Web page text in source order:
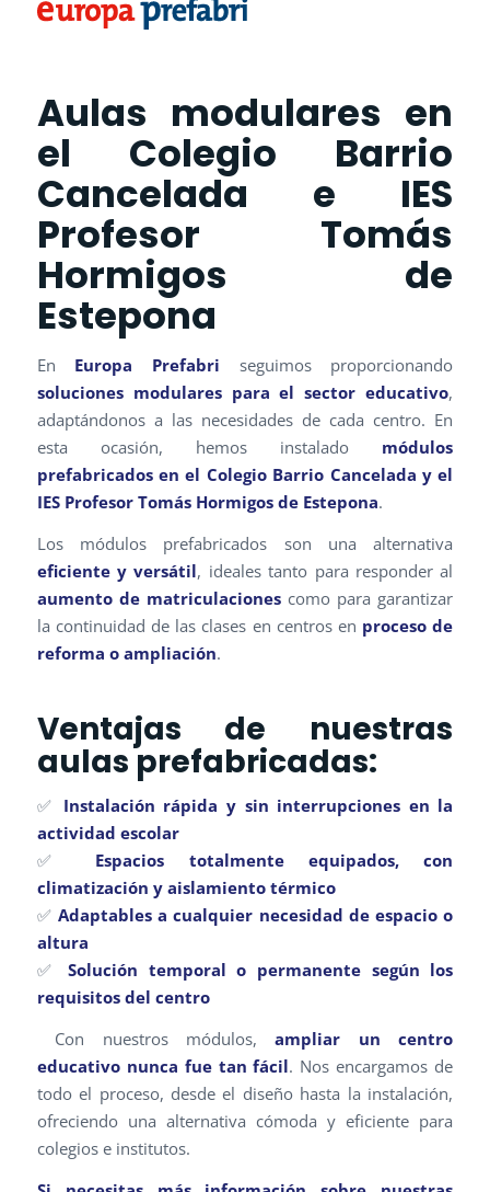
Aulas modulares en
el Colegio Barrio
Cancelada e IES
Profesor Tomás
Hormigos de
Estepona
En Europa Prefabri seguimos proporcionando
soluciones modulares para el sector educativo,
adaptándonos a las necesidades de cada centro. En
esta ocasión, hemos instalado módulos
prefabricados en el Colegio Barrio Cancelada y el
IES Profesor Tomás Hormigos de Estepona.
Los módulos prefabricados son una alternativa
eficiente y versátil, ideales tanto para responder al
aumento de matriculacionescomo para garantizar
la continuidad de las clases en centros en proceso de
reforma o ampliación.
Ventajas de nuestras
aulas prefabricadas:
✅ Instalación rápida y sin interrupciones en la
actividad escolar
✅ Espacios totalmente equipados, con
climatización y aislamiento térmico
✅Adaptables a cualquier necesidad de espacio o
altura
✅ Solución temporal o permanente según los
requisitos del centro
️ Con nuestros módulos,ampliar un centro
educativo nunca fue tan fácil. Nos encargamos de
todo el proceso, desde el diseño hasta la instalación,
ofreciendo una alternativa cómoda y eficiente para
colegios e institutos.